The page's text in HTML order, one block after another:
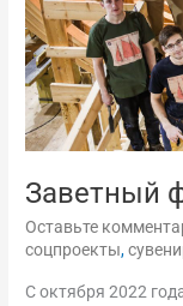
Заветный
Оставьте
соцпроекты,
С октября 2022